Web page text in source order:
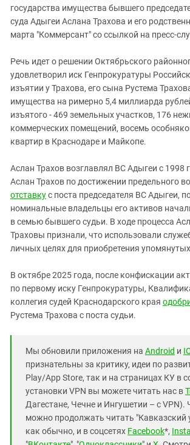
государства имущества бывшего
суда Адыгеи Аслана Трахова и его
марта "Коммерсант" со ссылкой на пресс-
Речь идет о решении Октябрьского
удовлетворил иск Генпрокуратуры
изъятии у Трахова, его сына Рустема
имущества на римерно 5,4 миллиарда
изъятого - 469 земельных участков, 176
коммерческих помещений, восемь
квартир в Краснодаре и Майкопе.
Аслан Трахов возглавлял ВС Адыгеи с 1998
Аслан Трахов по достижении предельного
отставкус поста председателя ВС Адыгеи,
номинальные владельцы его активов
в семью бывшего судьи. В ходе процесса
Траховы признали, что использовали
личных целях для приобретения
В октябре 2025 года, после конфискации
по первому иску Генпрокуратуры,
коллегия судей Краснодарского края
Рустема Трахова с поста судьи.
Мы обновили приложения на Android и
признательны за критику, идеи по
Play/App Store, так и на страницах КУ в
установки VPN вы можете читать нас в
Дагестане, Чечне и Ингушетии – с VPN).
можно продолжать читать "Кавказский
как обычно, и в соцсетях Facebook*,